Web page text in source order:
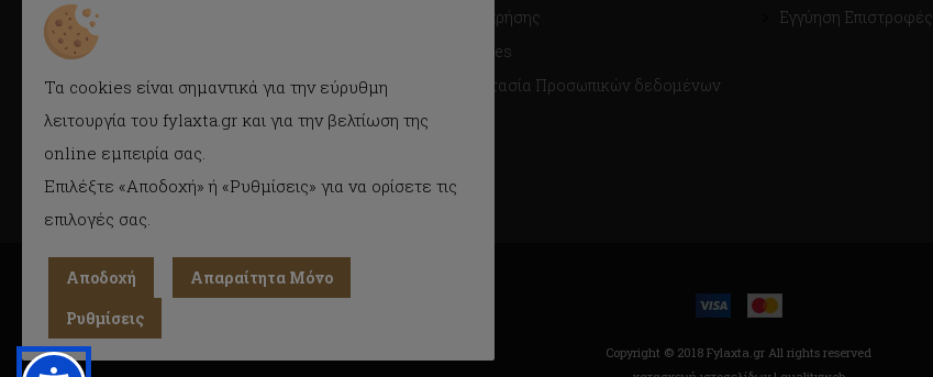
Τηλ./Fax: 2104941483
Κρέμου 116, Καλλιθέα, Αθήνα
ΓΕΜΗ : 056925409000
Όροι χρήσης
Cookies
Προστασία Προσωπικών δεδομένων
Εγγύηση Επιστροφές
Copyright © 2018 Fylaxta.gr All rights reserved
Τα cookies είναι σημαντικά για την εύρυθμη
λειτουργία του fylaxta.gr και για την βελτίωση της
online εμπειρία σας.
Επιλέξτε «Αποδοχή» ή «Ρυθμίσεις» για να ορίσετε τις
επιλογές σας.
Αποδοχή
Απαραίτητα Μόνο
Ρυθμίσεις